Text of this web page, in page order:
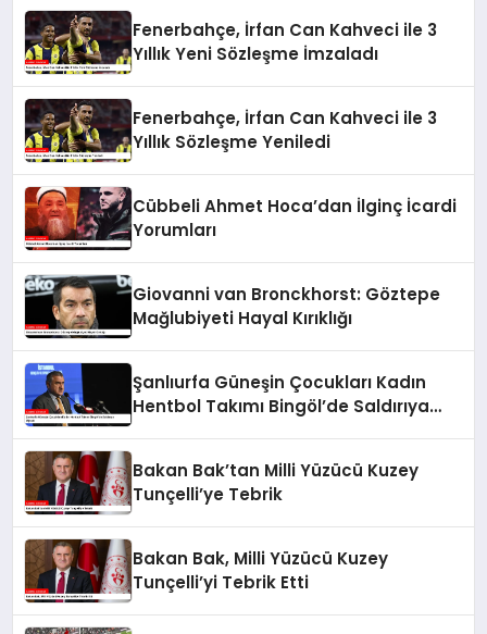
Fenerbahçe, İrfan Can Kahveci ile 3
Yıllık Yeni Sözleşme İmzaladı
Fenerbahçe, İrfan Can Kahveci ile 3
Yıllık Sözleşme Yeniledi
Cübbeli Ahmet Hoca’dan İlginç İcardi
Yorumları
Giovanni van Bronckhorst: Göztepe
Mağlubiyeti Hayal Kırıklığı
Şanlıurfa Güneşin Çocukları Kadın
Hentbol Takımı Bingöl’de Saldırıya
Bakan Bak’tan Milli Yüzücü Kuzey
Tunçelli’ye Tebrik
Bakan Bak, Milli Yüzücü Kuzey
Tunçelli’yi Tebrik Etti